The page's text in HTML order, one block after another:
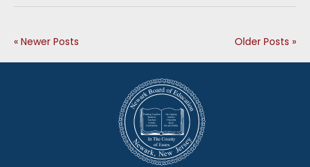
« Newer Posts Older Posts »